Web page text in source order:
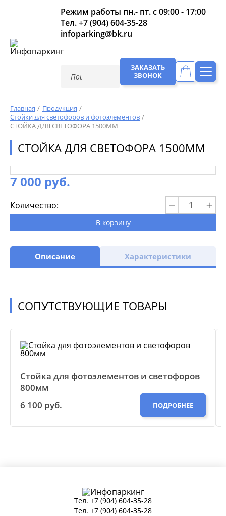
Режим работы пн.- пт. с 09:00 - 17:00
Тел.+7 (904) 604-35-28
infoparking@bk.ru
ЗАКАЗАТЬ
ЗВОНОК
Главная
Продукция
Стойки для светофоров и фотоэлементов
СТОЙКА ДЛЯ СВЕТОФОРА 1500ММ
СТОЙКА ДЛЯ СВЕТОФОРА 1500ММ
7 000 руб.
Количество:
В корзину
Описание Характеристики
СОПУТСТВУЮЩИЕ ТОВАРЫ
Стойка для фотоэлементов и светофоров
800мм
6 100 руб.
ПОДРОБНЕЕ
Тел. +7 (904) 604-35-28
Тел. +7 (904) 604-35-28